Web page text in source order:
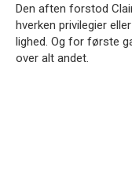
Den aften forstod
hverken privilegier
lighed. Og for første
over alt andet.